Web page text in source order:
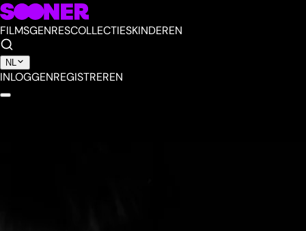
FILMSGENRESCOLLECTIESKINDEREN
NL
INLOGGENREGISTREREN